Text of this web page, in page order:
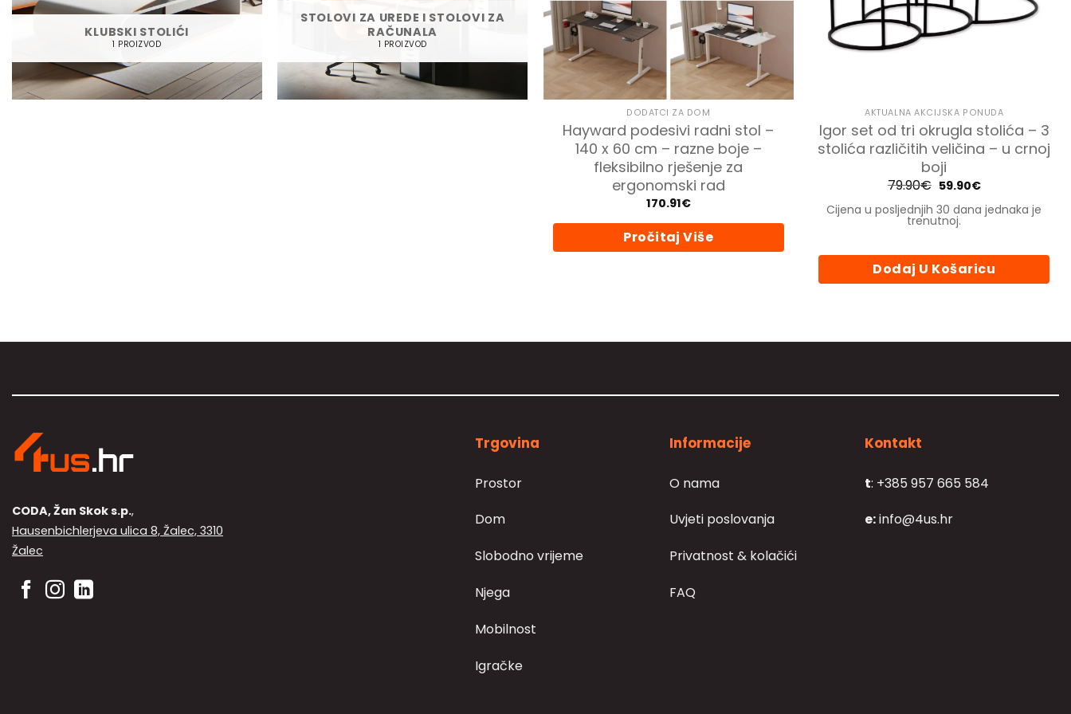
KLUBSKI STOLIĆI
1 PROIZVOD
STOLOVI ZA UREDE I STOLOVI ZA
RAČUNALA
1 PROIZVOD
DODATCI ZA DOM
Hayward podesivi radni stol –
140 x 60 cm – razne boje –
fleksibilno rješenje za
ergonomski rad
170.91€
Pročitaj Više
AKTUALNA AKCIJSKA PONUDA
Igor set od tri okrugla stolića – 3
stolića različitih veličina – u crnoj
boji
79.90€ Izvorna
bila
je:
79.90€.
59.90€Trenutna
je:
59.90€.
Cijena u posljednjih 30 dana jednaka je
trenutnoj.
Dodaj U Košaricu
CODA, Žan Skok s.p.,
Hausenbichlerjeva ulica 8, Žalec, 3310
Žalec
Trgovina
Prostor
Dom
Slobodno vrijeme
Njega
Mobilnost
Igračke
Informacije
O nama
Uvjeti poslovanja
Privatnost & kolačići
FAQ
Kontakt
t: +385 957 665 584
e:info@4us.hr